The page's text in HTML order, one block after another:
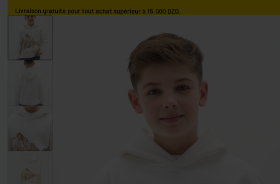
Livraison gratuite pour tout achat supérieur à 15.000 DZD.
GARÇONS 3-10 ANS
FILLES 0-9 MOIS FILLES 3-10 ANS